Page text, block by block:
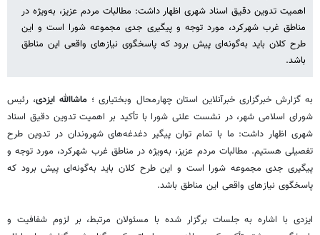
اهمیت تدوین دقیق اسناد شهری اظهار داشت: مطالبات مردم عزیز، به‌ویژه در
مناطق غرب شهرکرد، مورد توجه و پیگیری جدی مجموعه شورا است و این
طرح کلان باید به‌گونه‌ای پیش برود که پاسخگوی نیازهای واقعی این مناطق
باشد.
به گزارش خبرگزاری خبرآنلاین استان چهارمحال وبختیاری ؛ ماشاالله ایزدی، رئیس
شورای اسلامی شهر، در نشست علنی شورا با تأکید بر اهمیت تدوین دقیق اسناد
شهری اظهار داشت: ما با تمام توان پیگیر دغدغه‌های شهروندان در تدوین طرح
تفصیلی هستیم. مطالبات مردم عزیز، به‌ویژه در مناطق غرب شهرکرد، مورد توجه و
پیگیری جدی مجموعه شورا است و این طرح کلان باید به‌گونه‌ای پیش برود که
پاسخگوی نیازهای واقعی این مناطق باشد.
ایزدی با اشاره به جلسات برگزار شده با مسئولان مرتبط، بر لزوم شفافیت و